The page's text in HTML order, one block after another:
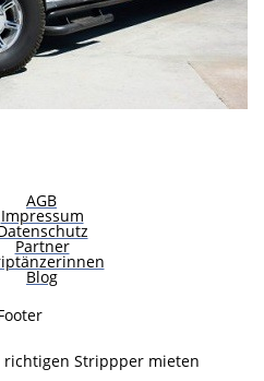
AGB
Impressum
Partner
Blog
Strippper mieten